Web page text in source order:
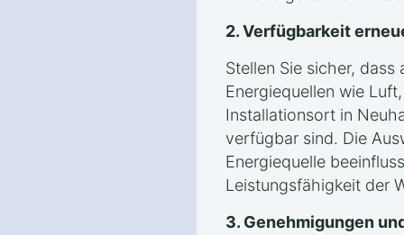
2. Verfügbarkeit
Stellen Sie sicher, dass
Energiequellen wie
Installationsort in
verfügbar sind. Die
Energiequelle
Leistungsfähigkeit der
3. Genehmigungen